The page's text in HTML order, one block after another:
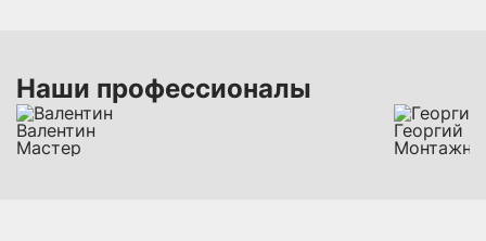
Наши профессионалы
Валентин
Мастер
Георгий